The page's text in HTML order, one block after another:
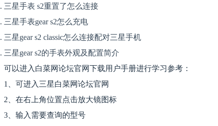
三星手表 s2重置了怎么连接
三星手表gear s2怎么充电
三星gear s2 classic怎么连接配对三星手机
三星gear s2的手表外观及配置简介
可以进入白菜网论坛官网下载用户手册进行学习参考：
1、可进入三星白菜网论坛官网
2、在右上角位置点击放大镜图标
3、输入需要查询的型号